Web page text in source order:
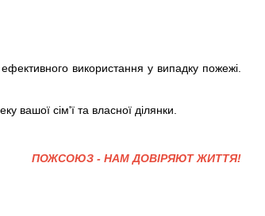
використання у випадку пожежі.
вашої сім'ї та власної ділянки.
ПОЖСОЮЗ - НАМ ДОВІРЯЮТ ЖИТТЯ!